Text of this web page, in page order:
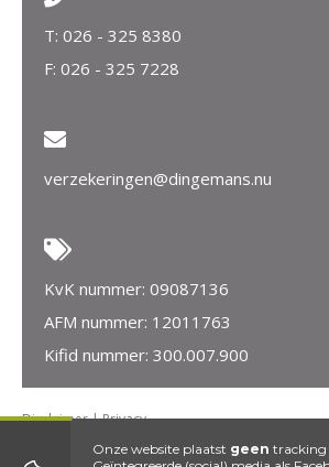
T: 026 - 325 8380
F: 026 - 325 7228
verzekeringen@dingemans.nu
KvK nummer: 09087136
AFM nummer: 12011763
Kifid nummer: 300.007.900
Disclaimer|Privacy
KvK nummer 09087136| AFM nummer
300.007.900Onze website plaatst geen tracking